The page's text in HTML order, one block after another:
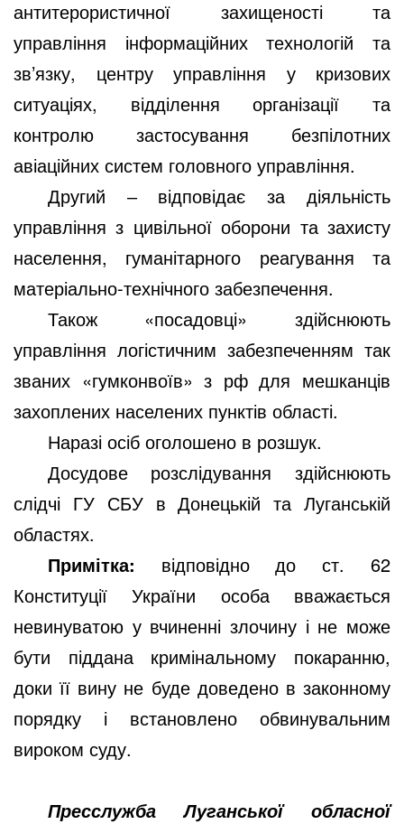
антитерористичної захищеності та
управління інформаційних технологій та
зв’язку, центру управління у кризових
ситуаціях, відділення організації та
контролю застосування безпілотних
авіаційних систем головного управління.
Другий ‒ відповідає за діяльність
управління з цивільної оборони та захисту
населення, гуманітарного реагування та
матеріально-технічного забезпечення.
Також «посадовці» здійснюють
управління логістичним забезпеченням так
званих «гумконвоїв» з рф для мешканців
захоплених населених пунктів області.
Наразі осіб оголошено в розшук.
Досудове розслідування здійснюють
слідчі ГУ СБУ в Донецькій та Луганській
областях.
Примітка: відповідно до ст. 62
Конституції України особа вважається
невинуватою у вчиненні злочину і не може
бути піддана кримінальному покаранню,
доки її вину не буде доведено в законному
порядку і встановлено обвинувальним
вироком суду.
Пресслужба Луганської обласної